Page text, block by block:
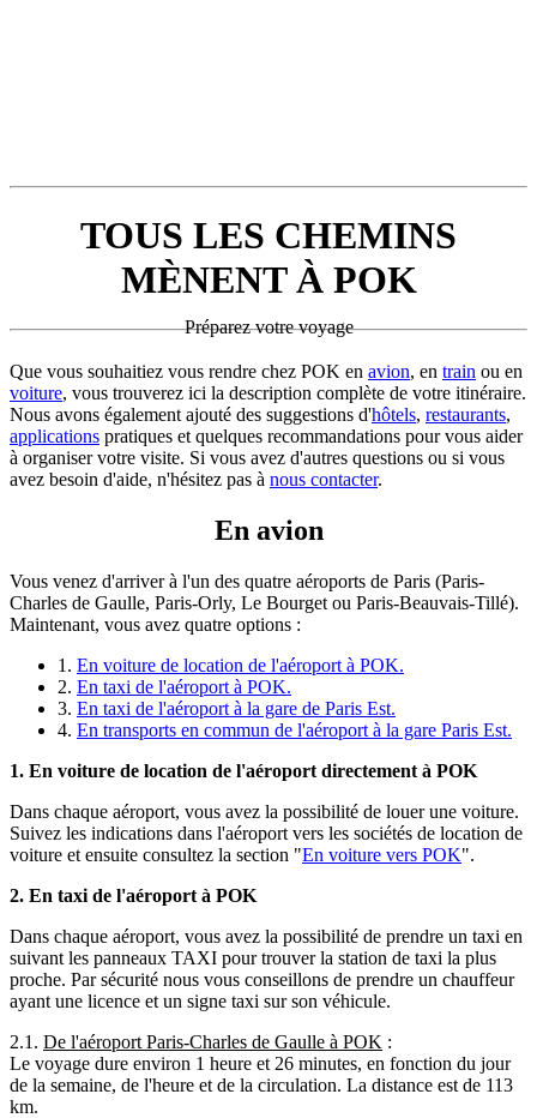
TOUS LES CHEMINS
MÈNENT À POK
Préparez votre voyage
Que vous souhaitiez vous rendre chez POK en avion, en train ou en
voiture, vous trouverez ici la description complète de votre itinéraire.
Nous avons également ajouté des suggestions d'hôtels, restaurants,
applications pratiques et quelques recommandations pour vous aider
à organiser votre visite. Si vous avez d'autres questions ou si vous
avez besoin d'aide, n'hésitez pas à nous contacter.
En avion
Vous venez d'arriver à l'un des quatre aéroports de Paris (Paris-
Charles de Gaulle, Paris-Orly, Le Bourget ou Paris-Beauvais-Tillé).
Maintenant, vous avez quatre options :
1. En voiture de location de l'aéroport à POK.
2. En taxi de l'aéroport à POK.
3. En taxi de l'aéroport à la gare de Paris Est.
4. En transports en commun de l'aéroport à la gare Paris Est.
1. En voiture de location de l'aéroport directement à POK
Dans chaque aéroport, vous avez la possibilité de louer une voiture.
Suivez les indications dans l'aéroport vers les sociétés de location de
voiture et ensuite consultez la section "En voiture vers POK".
2. En taxi de l'aéroport à POK
Dans chaque aéroport, vous avez la possibilité de prendre un taxi en
suivant les panneaux TAXI pour trouver la station de taxi la plus
proche. Par sécurité nous vous conseillons de prendre un chauffeur
ayant une licence et un signe taxi sur son véhicule.
2.1. De l'aéroport Paris-Charles de Gaulle à POK :
Le voyage dure environ 1 heure et 26 minutes, en fonction du jour
de la semaine, de l'heure et de la circulation. La distance est de 113
km.